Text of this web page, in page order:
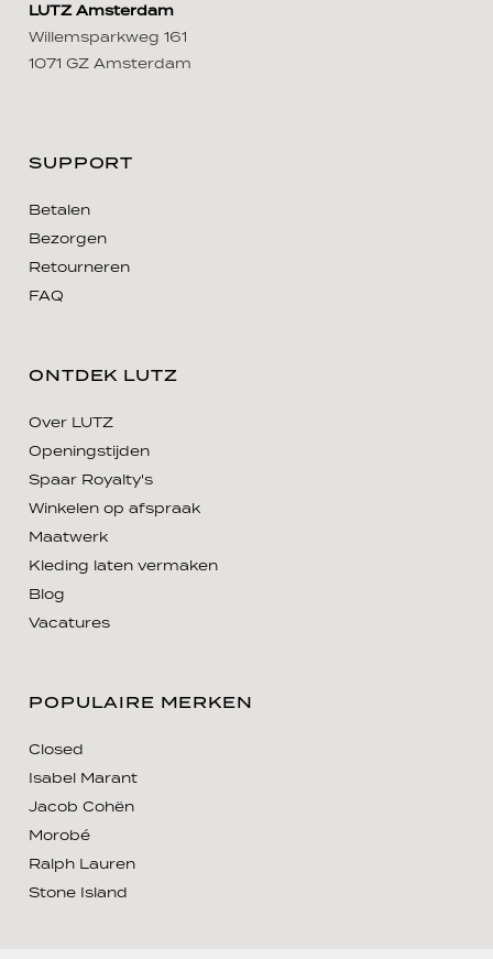
LUTZ Amsterdam
Willemsparkweg 161
1071 GZ Amsterdam
SUPPORT
Betalen
Bezorgen
Retourneren
FAQ
ONTDEK LUTZ
Over LUTZ
Openingstijden
Spaar Royalty's
Winkelen op afspraak
Maatwerk
Kleding laten vermaken
Blog
Vacatures
POPULAIRE MERKEN
Closed
Isabel Marant
Jacob Cohën
Morobé
Ralph Lauren
Stone Island